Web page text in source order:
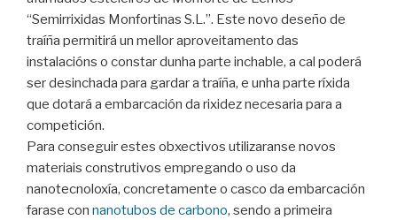
“Semirrixidas Monfortinas S.L.”. Este novo deseño de
traíña permitirá un mellor aproveitamento das
instalacións o constar dunha parte inchable, a cal poderá
ser desinchada para gardar a traíña, e unha parte ríxida
que dotará a embarcación da rixidez necesaria para a
competición.
Para conseguir estes obxectivos utilizaranse novos
materiais construtivos empregando o uso da
nanotecnoloxía, concretamente o casco da embarcación
farase con nanotubos de carbono, sendo a primeira